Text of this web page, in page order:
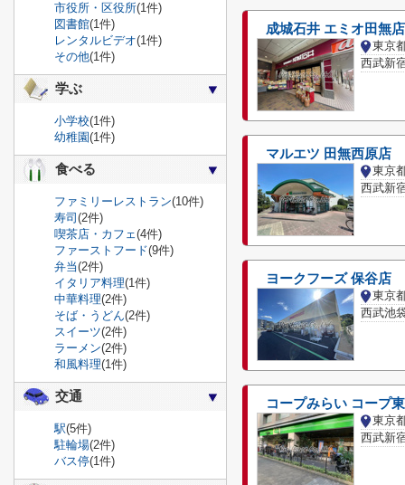
成城石井 エミオ田無店
東京
西武新
マルエツ 田無西原店
東京
西武新
ヨークフーズ 保谷店
東京
西武池
コープみらい コープ
東京
西武新
市役所・区役所(1件)
図書館(1件)
レンタルビデオ(1件)
その他(1件)
学ぶ
小学校(1件)
幼稚園(1件)
食べる
ファミリーレストラン(10件)
寿司 (2件)
喫茶店・カフェ(4件)
ファーストフード(9件)
弁当(2件)
イタリア料理(1件)
中華料理(2件)
そば・うどん(2件)
スイーツ(2件)
ラーメン(2件)
和風料理(1件)
交通
駅(5件)
駐輪場(2件)
バス停(1件)